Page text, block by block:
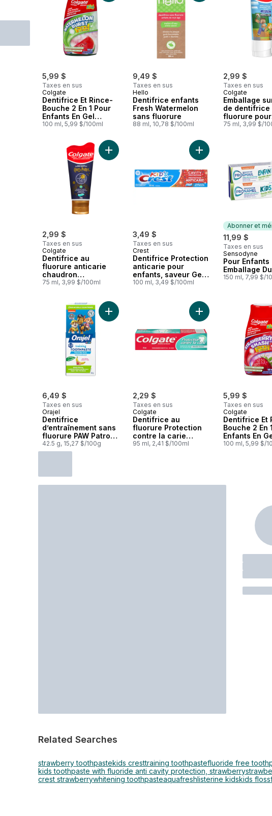
5,99 $
Taxes en sus
Colgate
Dentifrice Et Rince-
Bouche 2 En 1 Pour
Enfants En Gel
Liquide Watermelon
100 ml, 5,99 $/100ml
9,49 $
Taxes en sus
Hello
Dentifrice enfants
Fresh Watermelon
sans fluorure
88 ml, 10,78 $/100ml
2,99 $
Taxes en sus
Colgate
Emballage
de dentifrice
fluorure pour
enfants,
75 ml, 3,99 $/
2,99 $
Taxes en sus
Colgate
Dentifrice au
fluorure anticarie
chaudron
bouillonnant gomme
75 ml, 3,99 $/100ml
Ajouter Dentifrice au fluorure anticarie chaudron
3,49 $
Taxes en sus
Crest
Dentifrice Protection
anticarie pour
enfants, saveur Gel
étincelant
100 ml, 3,49 $/100ml
Ajouter Dentifrice
Abonner et
11,99 $
Taxes en sus
Abonner et
Sensodyne
Pour Enfants
Emballage
150 ml, 7,99 $/
6,49 $
Taxes en sus
Orajel
Dentifrice
d’entraînement sans
fluorure PAW Patrol
Pour Enfants
42.5 g, 15,27 $/100g
Ajouter Dentifrice d’entraînement sans fluorure
2,29 $
Taxes en sus
Colgate
Dentifrice au
fluorure Protection
contre la carie
Menthe fraîche
95 ml, 2,41 $/100ml
Ajouter Dentifrice au
5,99 $
Taxes en sus
Colgate
Dentifrice Et
Bouche 2 En
Enfants En
Liquide
100 ml, 5,99 $/
Related Searches
strawberry toothpastekids cresttraining toothpastefluoride free
kids toothpaste with fluoride anti cavity protection, strawberry
crest strawberrywhitening toothpasteaquafreshlisterine kidskids floss